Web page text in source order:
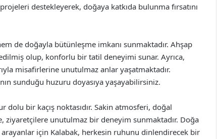
destekleyerek, doğaya katkıda bulunma fırsatını
de doğayla bütünleşme imkanı sunmaktadır. Ahşap
olup, konforlu bir tatil deneyimi sunar. Ayrıca,
misafirlerine unutulmaz anlar yaşatmaktadır.
sunduğu huzuru doyasıya yaşayabilirsiniz.
dolu bir kaçış noktasıdır. Sakin atmosferi, doğal
unutulmaz bir deneyim sunmaktadır. Doğa
için Kalabak, herkesin ruhunu dinlendirecek bir